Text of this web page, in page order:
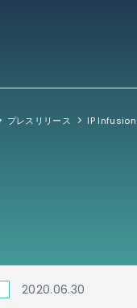
プレスリリース
2020.06.30